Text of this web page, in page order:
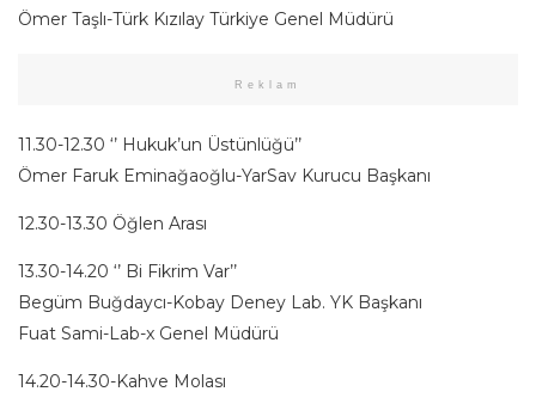
Ömer Taşlı-Türk Kızılay Türkiye Genel Müdürü
Reklam
11.30-12.30 ‘’ Hukuk’un Üstünlüğü’’
Ömer Faruk Eminağaoğlu-YarSav Kurucu Başkanı
12.30-13.30 Öğlen Arası
13.30-14.20 ‘’ Bi Fikrim Var’’
Begüm Buğdaycı-Kobay Deney Lab. YK Başkanı
Fuat Sami-Lab-x Genel Müdürü
14.20-14.30-Kahve Molası